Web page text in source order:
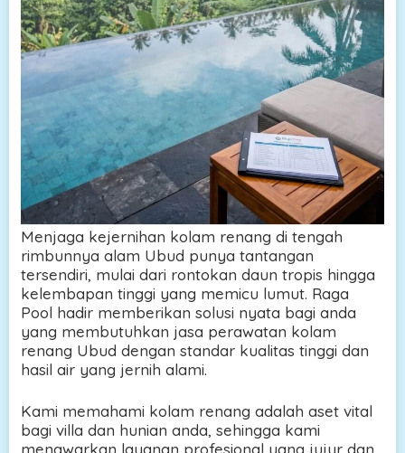
Menjaga kejernihan kolam renang di tengah
rimbunnya alam Ubud punya tantangan
tersendiri, mulai dari rontokan daun tropis hingga
kelembapan tinggi yang memicu lumut. Raga
Pool hadir memberikan solusi nyata bagi anda
yang membutuhkan jasa perawatan kolam
renang Ubud dengan standar kualitas tinggi dan
hasil air yang jernih alami.
Kami memahami kolam renang adalah aset vital
bagi villa dan hunian anda, sehingga kami
menawarkan layanan profesional yang jujur dan